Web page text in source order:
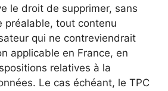
le droit de supprimer, sans
préalable, tout contenu
qui ne contreviendrait
applicable en France, en
relatives à la
Le cas échéant, le TPC